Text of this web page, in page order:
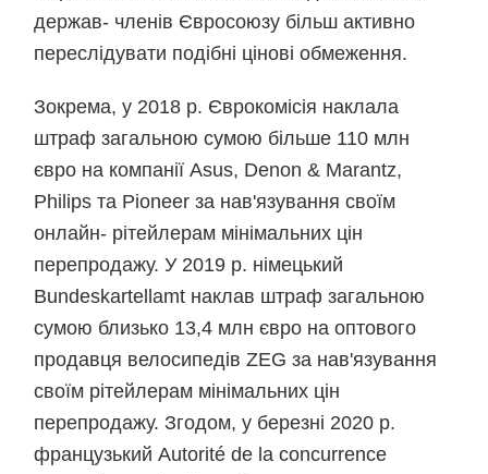
держав- членів Євросоюзу більш активно
переслідувати подібні цінові обмеження.
Зокрема, у 2018 р. Єврокомісія наклала
штраф загальною сумою більше 110 млн
євро на компанії Asus, Denon & Marantz,
Philips та Pioneer за нав'язування своїм
онлайн- рітейлерам мінімальних цін
перепродажу. У 2019 р. німецький
Bundeskartellamt наклав штраф загальною
сумою близько 13,4 млн євро на оптового
продавця велосипедів ZEG за нав'язування
своїм рітейлерам мінімальних цін
перепродажу. Згодом, у березні 2020 р.
французький Autorité de la concurrence